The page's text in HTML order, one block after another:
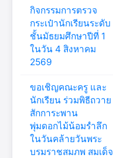
กิจกรรมการตรวจ
กระเป๋านักเรียนระดับ
ชั้นมัธยมศึกษาปีที่ 1
ในวัน 4 สิงหาคม
2569
ขอเชิญคณะครู และ
นักเรียน ร่วมพิธีถวาย
สักการะพาน
พุ่มดอกไม้น้อมรำลึก
ในวันคล้ายวันพระ
บรมราชสมภพ สมเด็จ